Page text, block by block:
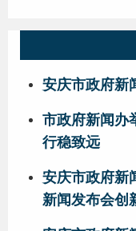
安庆市政府新
市政府新闻办
行稳致远
安庆市政府新
新闻发布会创